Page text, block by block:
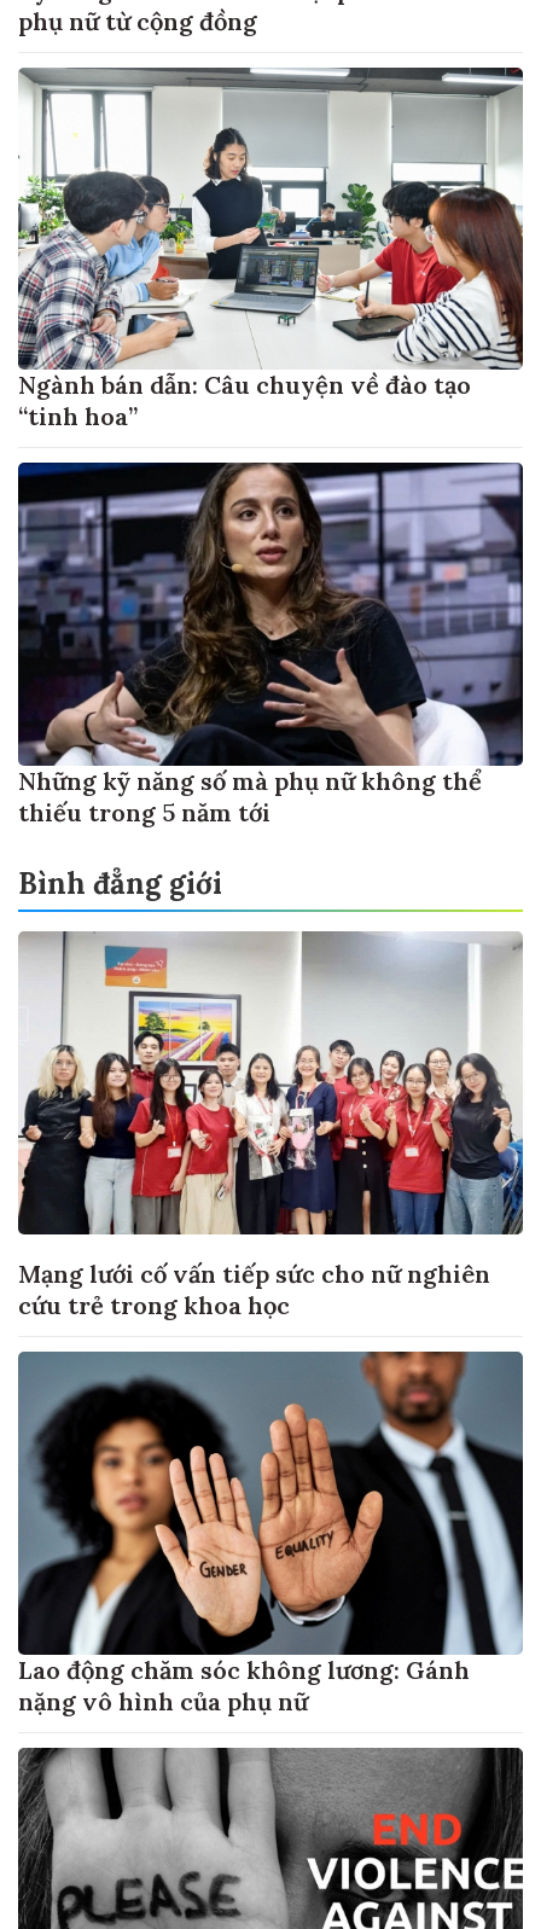
phụ nữ từ cộng đồng
Ngành bán dẫn: Câu chuyện về đào tạo
“tinh hoa”
Những kỹ năng số mà phụ nữ không thể
thiếu trong 5 năm tới
Bình đẳng giới
Mạng lưới cố vấn tiếp sức cho nữ nghiên
cứu trẻ trong khoa học
Lao động chăm sóc không lương: Gánh
nặng vô hình của phụ nữ